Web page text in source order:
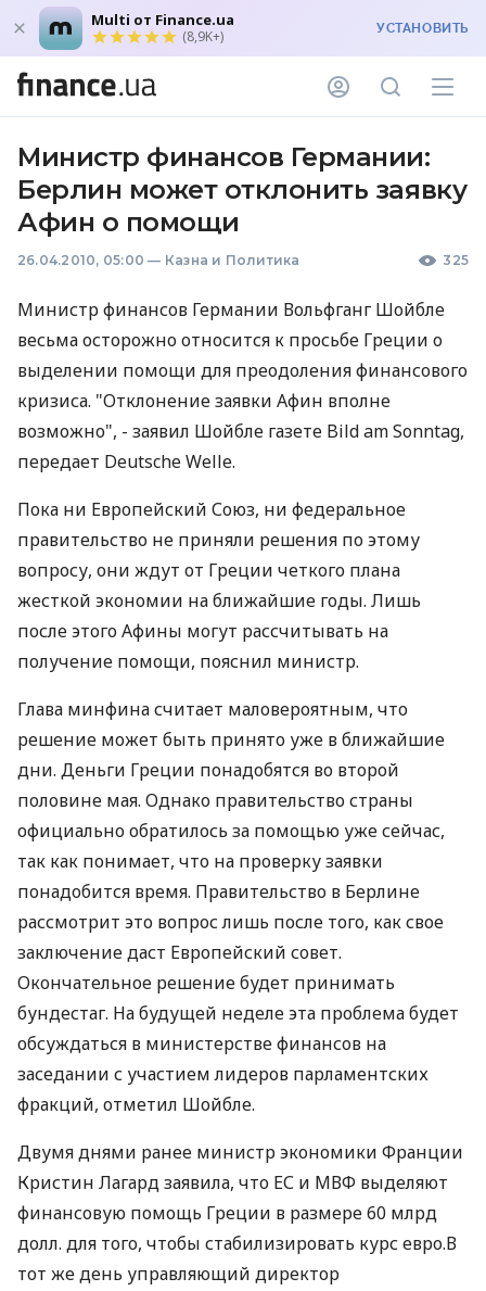
Multi от Finance.ua
(8,9K+) УСТАНОВИТЬ
Министр финансов Германии:
Берлин может отклонить заявку
Афин о помощи
26.04.2010, 05:00 — Казна и Политика 325
Министр финансов Германии Вольфганг Шойбле
весьма осторожно относится к просьбе Греции о
выделении помощи для преодоления финансового
кризиса. "Отклонение заявки Афин вполне
возможно", - заявил Шойбле газете Bild am Sonntag,
передает Deutsche Welle.
Пока ни Европейский Союз, ни федеральное
правительство не приняли решения по этому
вопросу, они ждут от Греции четкого плана
жесткой экономии на ближайшие годы. Лишь
после этого Афины могут рассчитывать на
получение помощи, пояснил министр.
Глава минфина считает маловероятным, что
решение может быть принято уже в ближайшие
дни. Деньги Греции понадобятся во второй
половине мая. Однако правительство страны
официально обратилось за помощью уже сейчас,
так как понимает, что на проверку заявки
понадобится время. Правительство в Берлине
рассмотрит это вопрос лишь после того, как свое
заключение даст Европейский совет.
Окончательное решение будет принимать
бундестаг. На будущей неделе эта проблема будет
обсуждаться в министерстве финансов на
заседании с участием лидеров парламентских
фракций, отметил Шойбле.
Двумя днями ранее министр экономики Франции
Кристин Лагард заявила, что ЕС и МВФ выделяют
финансовую помощь Греции в размере 60 млрд
долл. для того, чтобы стабилизировать курс евро.В
тот же день управляющий директор